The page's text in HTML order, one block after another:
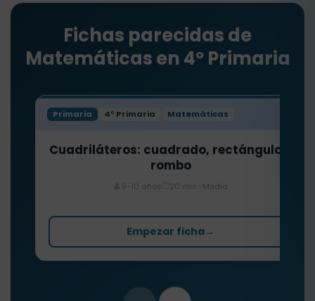
Fichas parecidas de
Matemáticas en 4º Primaria
Primaria 4º Primaria Matemáticas
Cuadriláteros: cuadrado, rectángulo y
rombo
9-10 años 20 min Media
Empezar ficha→